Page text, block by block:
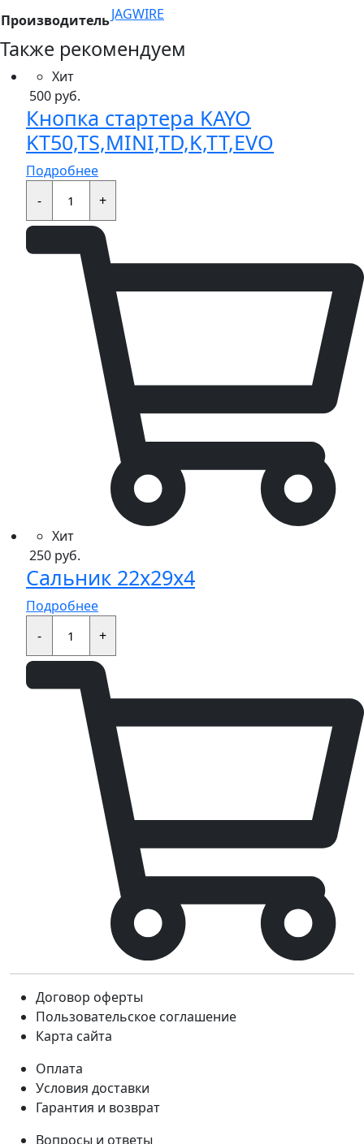
ПроизводительJAGWIRE
Также рекомендуем
Хит
500 руб.
Кнопка стартера KAYO
KT50,TS,MINI,TD,K,TT,EVO
Подробнее
-
Кнопка
стартера
KT50,TS,MINI,TD,K,TT,EVO
quantity
+
Хит
250 руб.
Сальник 22x29x4
Подробнее
-
Сальник
22x29x4+
Договор оферты
Пользовательское соглашение
Карта сайта
Оплата
Условия доставки
Гарантия и возврат
Вопросы и ответы